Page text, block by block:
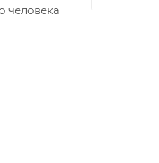
человека